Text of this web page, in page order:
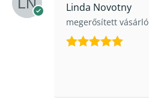
Linda Novotny
megerősített vásárló